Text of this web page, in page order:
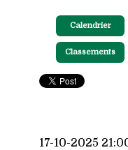
Calendrier
Classements
17-10-2025